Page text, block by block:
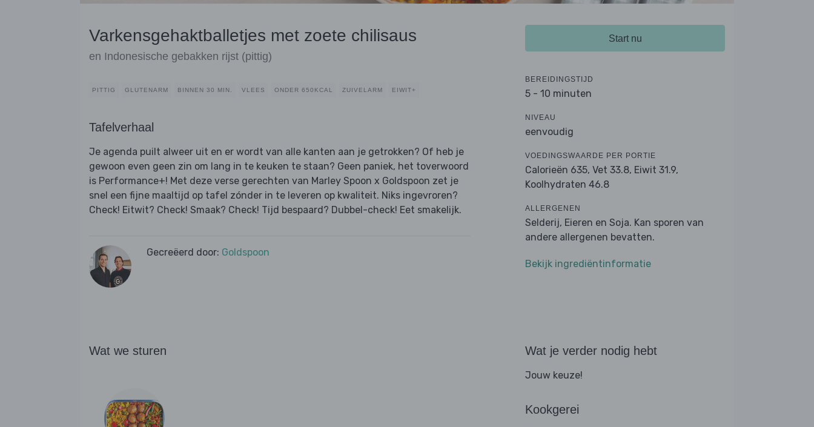
Varkensgehaktballetjes met zoete chilisaus
en Indonesische gebakken rijst (pittig)
PITTIG GLUTENARM BINNEN 30 MIN. VLEES ONDER 650KCAL ZUIVELARM EIWIT+
Tafelverhaal
Je agenda puilt alweer uit en er wordt van alle kanten aan je getrokken? Of heb je
gewoon even geen zin om lang in te keuken te staan? Geen paniek, het toverwoord
is Performance+! Met deze verse gerechten van Marley Spoon x Goldspoon zet je
snel een fijne maaltijd op tafel zónder in te leveren op kwaliteit. Niks ingevroren?
Check! Eitwit? Check! Smaak? Check! Tijd bespaard? Dubbel-check! Eet smakelijk.
Gecreëerd door: Goldspoon
Start nu
BEREIDINGSTIJD
5 - 10 minuten
NIVEAU
eenvoudig
VOEDINGSWAARDE PER PORTIE
Calorieën 635, Vet 33.8, Eiwit 31.9,
Koolhydraten 46.8
ALLERGENEN
Selderij, Eieren en Soja. Kan sporen van
andere allergenen bevatten.
Bekijk ingrediëntinformatie
Wat we sturen Wat je verder nodig hebt
Jouw keuze!
Kookgerei